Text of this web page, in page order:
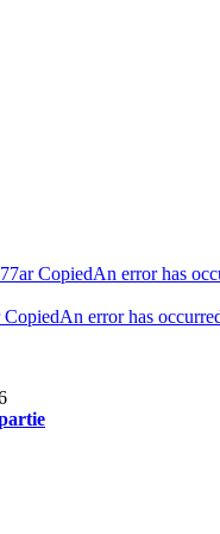
CopiedAn error has
CopiedAn error has